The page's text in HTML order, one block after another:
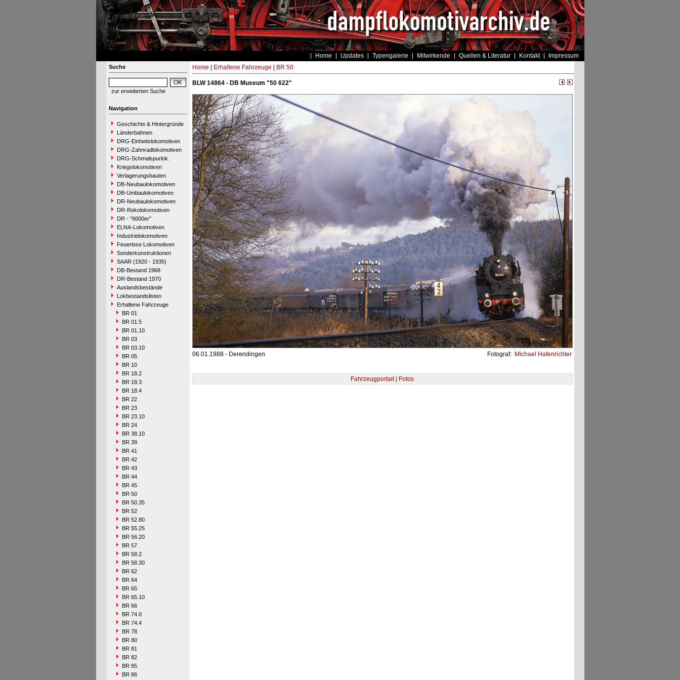
Home Updates Typengalerie Mitwirkende Quellen & Literatur Kontakt Impressum
Suche
zur erweiterten Suche
Navigation
Geschichte & Hintergründe
Länderbahnen
DRG-Einheitslokomotiven
DRG-Zahnradlokomotiven
DRG-Schmalspurlok.
Kriegslokomotiven
Verlagerungsbauten
DB-Neubaulokomotiven
DB-Umbaulokomotiven
DR-Neubaulokomotiven
DR-Rekolokomotiven
DR - "6000er"
ELNA-Lokomotiven
Industrielokomotiven
Feuerlose Lokomotiven
Sonderkonstruktionen
SAAR (1920 - 1935)
DB-Bestand 1968
DR-Bestand 1970
Auslandsbestände
Lokbestandslisten
Erhaltene Fahrzeuge
BR 01
BR 01.5
BR 01.10
BR 03
BR 03.10
BR 05
BR 10
BR 18.2
BR 18.3
BR 18.4
BR 22
BR 23
BR 23.10
BR 24
BR 38.10
BR 39
BR 41
BR 42
BR 43
BR 44
BR 45
BR 50
BR 50.35
BR 52
BR 52.80
BR 55.25
BR 56.20
BR 57
BR 58.2
BR 58.30
BR 62
BR 64
BR 65
BR 65.10
BR 66
BR 74.0
BR 74.4
BR 78
BR 80
BR 81
BR 82
BR 85
BR 86
Home Erhaltene Fahrzeuge BR 50
BLW 14864 - DB Museum "50 622"
06.01.1988 - Derendingen Fotograf: Michael Hafenrichter
Fahrzeugportait | Fotos